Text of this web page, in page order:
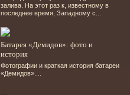
залива. На этот раз к, известному в
последнее время, Западному с...
Батарея «Демидов»: фото и
история
Фотографии и краткая история батареи
«Демидов»....